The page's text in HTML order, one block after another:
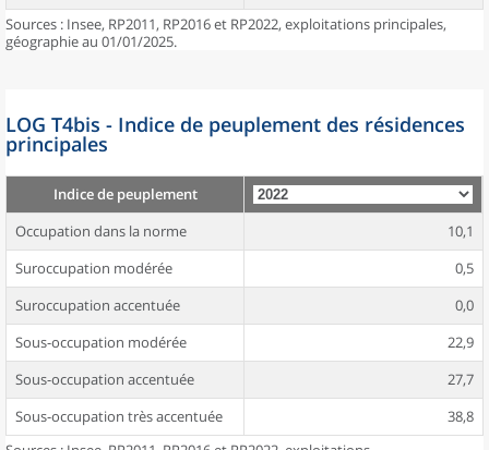
Sources : Insee, RP2011, RP2016 et RP2022, exploitations principales,
géographie au 01/01/2025.
LOG T4bis - Indice de peuplement des résidences
principales
Indice de peuplement
Occupation dans la norme
10,1
Suroccupation modérée
0,5
Suroccupation accentuée
0,0
Sous-occupation modérée
22,9
Sous-occupation accentuée
27,7
Sous-occupation très accentuée
38,8